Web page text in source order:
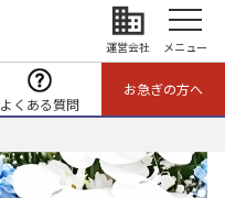
business
運営会社 メニュー
よくある質問
お急ぎの方へ